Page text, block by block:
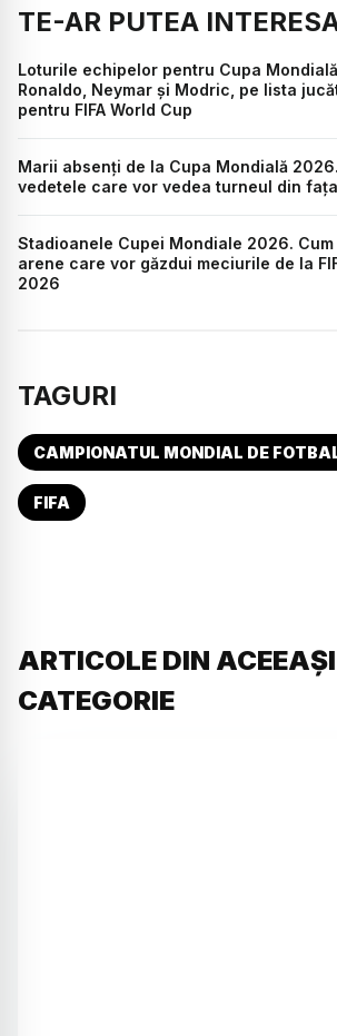
TE-AR PUTEA
Loturile echipelor pentru Cupa
Ronaldo, Neymar și Modric, pe lista
pentru FIFA World Cup
Marii absenți de la Cupa Mondială
vedetele care vor vedea turneul din
Stadioanele Cupei Mondiale 2026.
arene care vor găzdui meciurile de la
2026
TAGURI
CAMPIONATUL MONDIAL DE
FIFA
ARTICOLE DIN ACEEAȘI
CATEGORIE